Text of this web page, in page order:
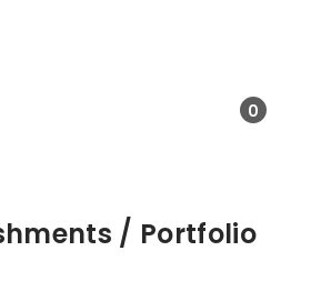
0
/ Portfolio